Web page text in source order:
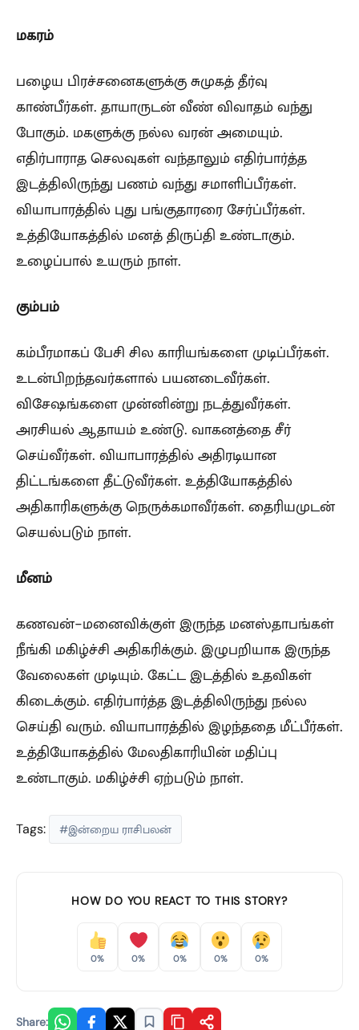
மகரம்
பழைய பிரச்சனைகளுக்கு சுமுகத் தீர்வு
காண்பீர்கள். தாயாருடன் வீண் விவாதம் வந்து
போகும். மகளுக்கு நல்ல வரன் அமையும்.
எதிர்பாராத செலவுகள் வந்தாலும் எதிர்பார்த்த
இடத்திலிருந்து பணம் வந்து சமாளிப்பீர்கள்.
வியாபாரத்தில் புது பங்குதாரரை சேர்ப்பீர்கள்.
உத்தியோகத்தில் மனத் திருப்தி உண்டாகும்.
உழைப்பால் உயரும் நாள்.
கும்பம்
கம்பீரமாகப் பேசி சில காரியங்களை முடிப்பீர்கள்.
உடன்பிறந்தவர்களால் பயனடைவீர்கள்.
விசேஷங்களை முன்னின்று நடத்துவீர்கள்.
அரசியல் ஆதாயம் உண்டு. வாகனத்தை சீர்
செய்வீர்கள். வியாபாரத்தில் அதிரடியான
திட்டங்களை தீட்டுவீர்கள். உத்தியோகத்தில்
அதிகாரிகளுக்கு நெருக்கமாவீர்கள். தைரியமுடன்
செயல்படும் நாள்.
மீனம்
கணவன்-மனைவிக்குள் இருந்த மனஸ்தாபங்கள்
நீங்கி மகிழ்ச்சி அதிகரிக்கும். இழுபறியாக இருந்த
வேலைகள் முடியும். கேட்ட இடத்தில் உதவிகள்
கிடைக்கும். எதிர்பார்த்த இடத்திலிருந்து நல்ல
செய்தி வரும். வியாபாரத்தில் இழந்ததை மீட்பீர்கள்.
உத்தியோகத்தில் மேலதிகாரியின் மதிப்பு
உண்டாகும். மகிழ்ச்சி ஏற்படும் நாள்.
Tags: #இன்றைய ராசிபலன்
HOW DO YOU REACT TO THIS STORY?
0% 0% 0% 0% 0%
Share: